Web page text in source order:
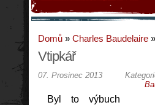
Domů » Charles Baudelaire »
Vtipkář
07. Prosinec 2013
Byl to výbuch